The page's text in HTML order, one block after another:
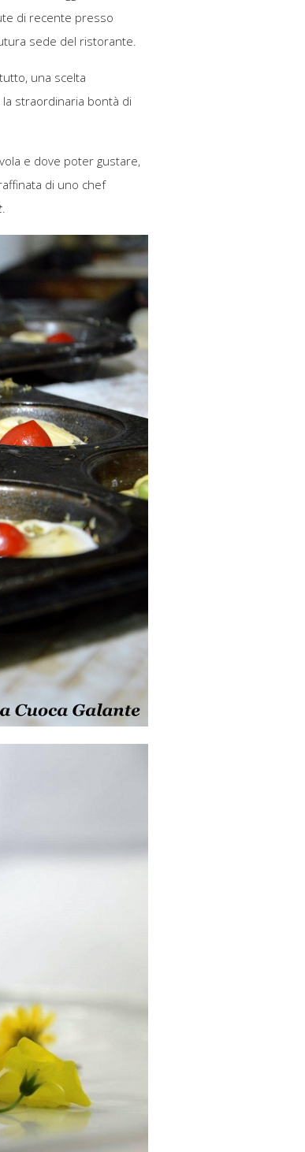
di recente presso
sede del ristorante.
una scelta
straordinaria bontà di
e dove poter gustare,
di uno chef